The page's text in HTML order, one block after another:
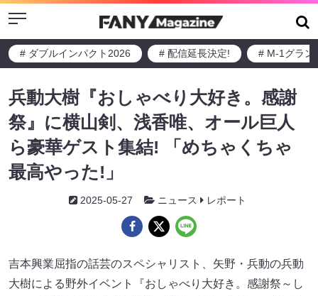
Menu
# ダブルインパクト2026 # 配信延長決定! # M-1グラン
兵動大樹『おしゃべり大好き。感謝
祭』に横山剣、浅香唯、オール巨人
ら豪華ゲスト集結! 「めちゃくちゃ
最高やった!」
2025-05-27 ニュース レポート
吉本興業屈指の話芸のスペシャリスト、矢野・兵動の兵動
大樹による野外イベント『おしゃべり大好き。感謝祭～し